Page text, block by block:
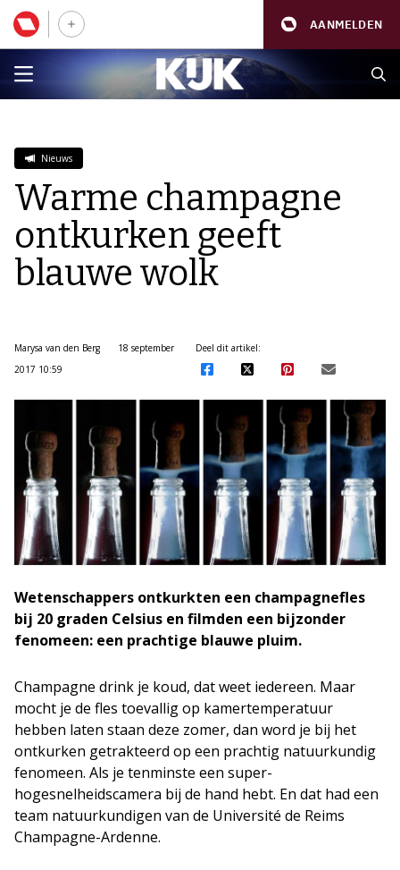
AANMELDEN
Nieuws
Warme champagne
ontkurken geeft
blauwe wolk
Marysa van den Berg
18 september
2017 10:59
Deel dit artikel:
Wetenschappers ontkurkten een champagnefles
bij 20 graden Celsius en filmden een bijzonder
fenomeen: een prachtige blauwe pluim.
Champagne drink je koud, dat weet iedereen. Maar
mocht je de fles toevallig op kamertemperatuur
hebben laten staan deze zomer, dan word je bij het
ontkurken getrakteerd op een prachtig natuurkundig
fenomeen. Als je tenminste een super-
hogesnelheidscamera bij de hand hebt. En dat had een
team natuurkundigen van de Université de Reims
Champagne-Ardenne.